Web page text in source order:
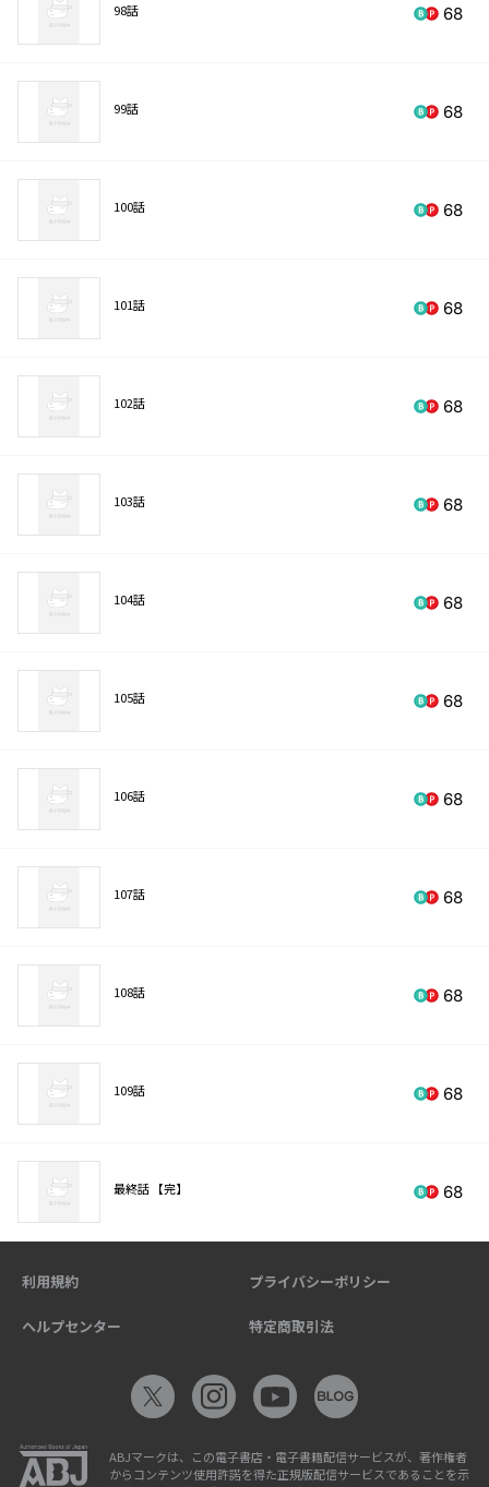
98話 68
99話 68
100話 68
101話 68
102話 68
103話 68
104話 68
105話 68
106話 68
107話 68
108話 68
109話 68
最終話 【完】 68
利用規約 プライバシーポリシー
ヘルプセンター 特定商取引法
ABJマークは、この電子書店・電子書籍配信サービスが、著作権者
からコンテンツ使用許諾を得た正規版配信サービスであることを示